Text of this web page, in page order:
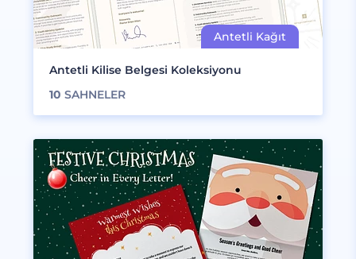
Antetli Kilise Belgesi Koleksiyonu
10 SAHNELER